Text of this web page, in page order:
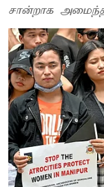
சான்றாக